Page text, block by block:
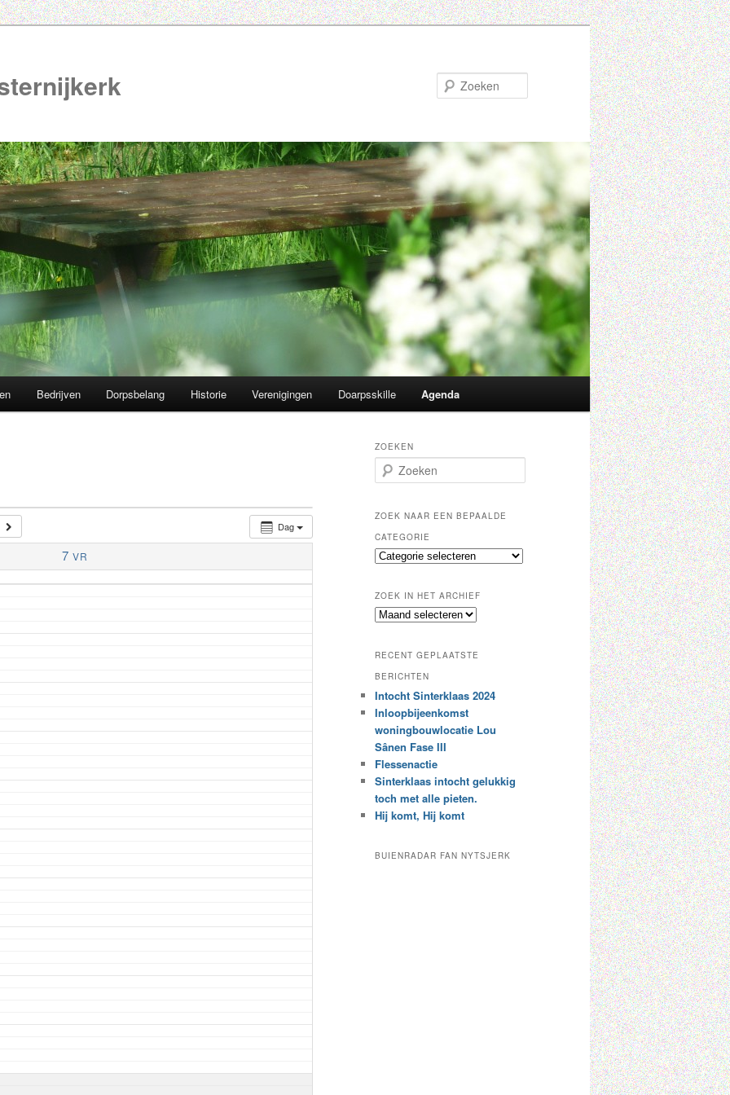
Bedrijven Dorpsbelang Historie Verenigingen Doarpsskille Agenda
Dag
7 VR
ZOEKEN
o
k
n
ZOEK NAAR EEN BEPAALDE
CATEGORIE
Z
k
n
e
e
n
b
e
a
a
l
d
c
ZOEK IN HET ARCHIEF
Z
k
i
n
h
t
a
r
c
h
i
RECENT GEPLAATSTE
BERICHTEN
Intocht Sinterklaas 2024
Inloopbijeenkomst
woningbouwlocatie Lou
Sânen Fase III
Flessenactie
Sinterklaas intocht gelukkig
toch met alle pieten.
Hij komt, Hij komt
BUIENRADAR FAN NYTSJERK